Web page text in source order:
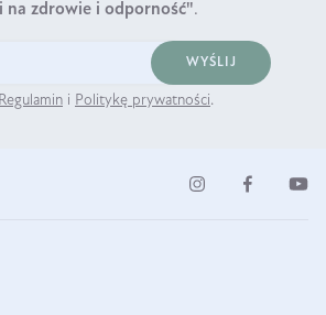
na zdrowie i odporność".
WYŚLIJ
Regulamin i Politykę prywatności.